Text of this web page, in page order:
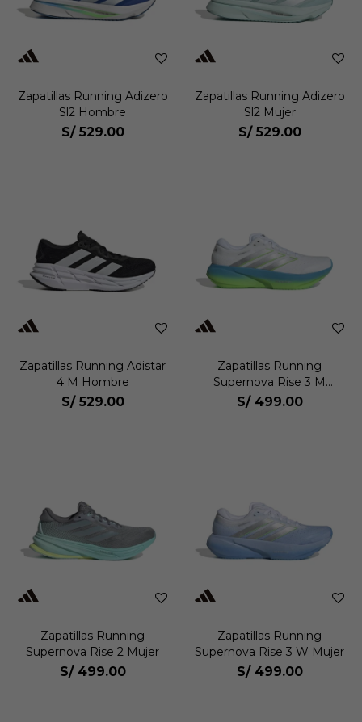
Zapatillas Running Adizero
Sl2 Hombre
S/ 529.00
Zapatillas Running Adizero
Sl2 Mujer
S/ 529.00
Zapatillas Running Adistar
4 M Hombre
S/ 529.00
Zapatillas Running
Supernova Rise 3 M
Hombre
S/ 499.00
Zapatillas Running
Supernova Rise 2 Mujer
S/ 499.00
Zapatillas Running
Supernova Rise 3 W Mujer
S/ 499.00